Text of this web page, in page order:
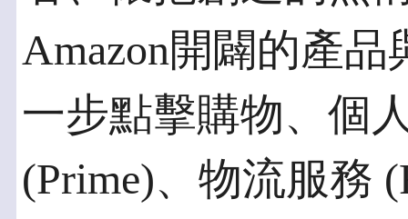
Amazon開闢的產
一步點擊購物、個
(Prime)、物流服務